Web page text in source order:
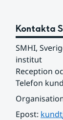
Kontakta
SMHI,
institut
Reception
Telefon
Epost: